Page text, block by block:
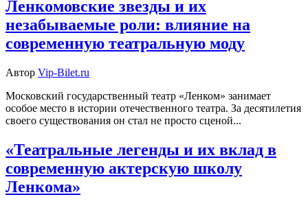
Ленкомовские звезды и их
незабываемые роли: влияние на
современную театральную моду
Автор Vip-Bilet.ru
Московский государственный театр «Ленком» занимает
особое место в истории отечественного театра. За десятилетия
своего существования он стал не просто сценой...
«Театральные легенды и их вклад в
современную актерскую школу
Ленкома»